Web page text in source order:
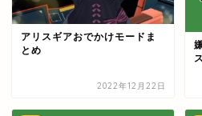
アリスギアおでかけモードま
とめ
2022年12月22日